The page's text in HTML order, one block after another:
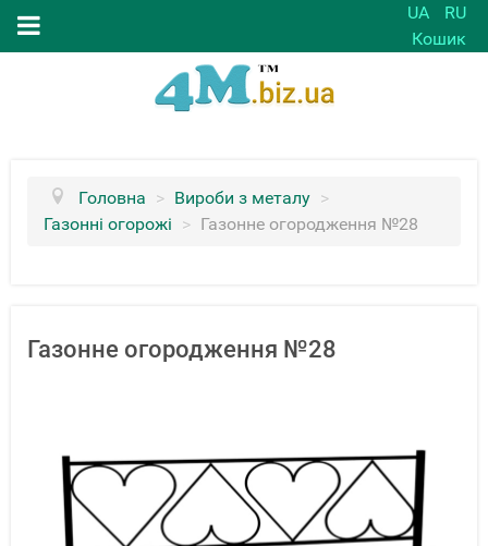
UA
RU
Кошик
Головна > Вироби з металу >
Газонні огорожі > Газонне огородження №28
Газонне огородження №28